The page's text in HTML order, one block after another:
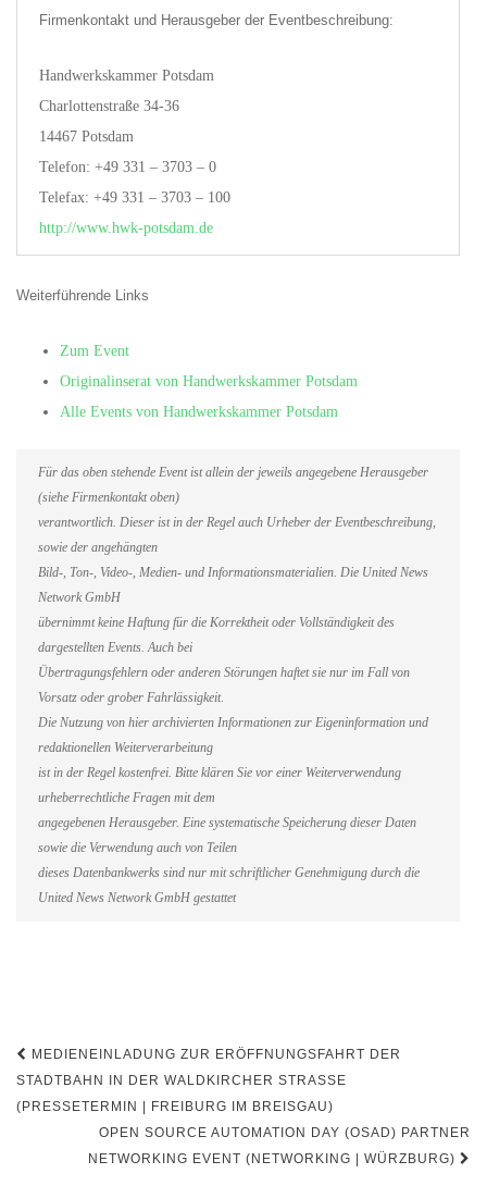
Firmenkontakt und Herausgeber der Eventbeschreibung:
Handwerkskammer Potsdam
Charlottenstraße 34-36
14467 Potsdam
Telefon: +49 331 – 3703 – 0
Telefax: +49 331 – 3703 – 100
http://www.hwk-potsdam.de
Weiterführende Links
Zum Event
Originalinserat von Handwerkskammer Potsdam
Alle Events von Handwerkskammer Potsdam
Für das oben stehende Event ist allein der jeweils angegebene Herausgeber
(siehe Firmenkontakt oben)
verantwortlich. Dieser ist in der Regel auch Urheber der Eventbeschreibung,
sowie der angehängten
Bild-, Ton-, Video-, Medien- und Informationsmaterialien. Die United News
Network GmbH
übernimmt keine Haftung für die Korrektheit oder Vollständigkeit des
dargestellten Events. Auch bei
Übertragungsfehlern oder anderen Störungen haftet sie nur im Fall von
Vorsatz oder grober Fahrlässigkeit.
Die Nutzung von hier archivierten Informationen zur Eigeninformation und
redaktionellen Weiterverarbeitung
ist in der Regel kostenfrei. Bitte klären Sie vor einer Weiterverwendung
urheberrechtliche Fragen mit dem
angegebenen Herausgeber. Eine systematische Speicherung dieser Daten
sowie die Verwendung auch von Teilen
dieses Datenbankwerks sind nur mit schriftlicher Genehmigung durch die
United News Network GmbH gestattet
Beitragsnavigation
MEDIENEINLADUNG ZUR ERÖFFNUNGSFAHRT DER
STADTBAHN IN DER WALDKIRCHER STRASSE (
PRESSETERMIN | FREIBURG IM BREISGAU)
OPEN SOURCE AUTOMATION DAY (OSAD) PARTNER
NETWORKING EVENT (NETWORKING | WÜRZBURG)